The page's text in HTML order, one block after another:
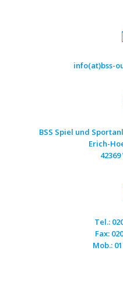
info(at)bss-
BSS Spiel und
Erich-
Tel.:
Fax:
Mob.: